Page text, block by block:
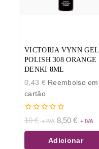
VICTORIA VYNN GEL
POLISH 308 ORANGE
DENKI 8ML
0,43 €Reembolso em
cartão
0
de
5
10€ 8,50 €
Adicionar